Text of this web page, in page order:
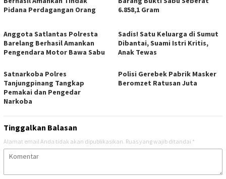
Pidana Perdagangan Orang
6.858,1 Gram
Anggota Satlantas Polresta
Barelang Berhasil Amankan
Pengendara Motor Bawa Sabu
Sadis! Satu Keluarga di Sumut
Dibantai, Suami Istri Kritis,
Anak Tewas
Satnarkoba Polres
Tanjungpinang Tangkap
Pemakai dan Pengedar
Narkoba
Polisi Gerebek Pabrik Masker
Beromzet Ratusan Juta
Tinggalkan Balasan
Alamat email Anda tidak akan dipublikasikan. Ruas yang wajib ditandai *